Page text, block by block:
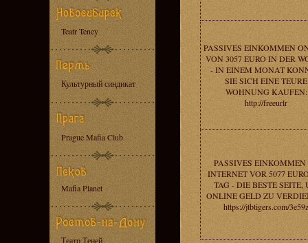
Teatr Teney
Культурный синдикат
Prague Mafia Club
Mafia Planet
Театр Теней
PASSIVES EINKOMMEN
VON 3057 EURO IN DER
- IN EINEM MONAT
SIE SICH EINE TEURE
WOHNUNG KAUFEN:
http://freeurlr
PASSIVES
INTERNET VOR 5077
TAG - DIE BESTE SEITE,
ONLINE GELD ZU
https://jtbtigers.com/3e59z